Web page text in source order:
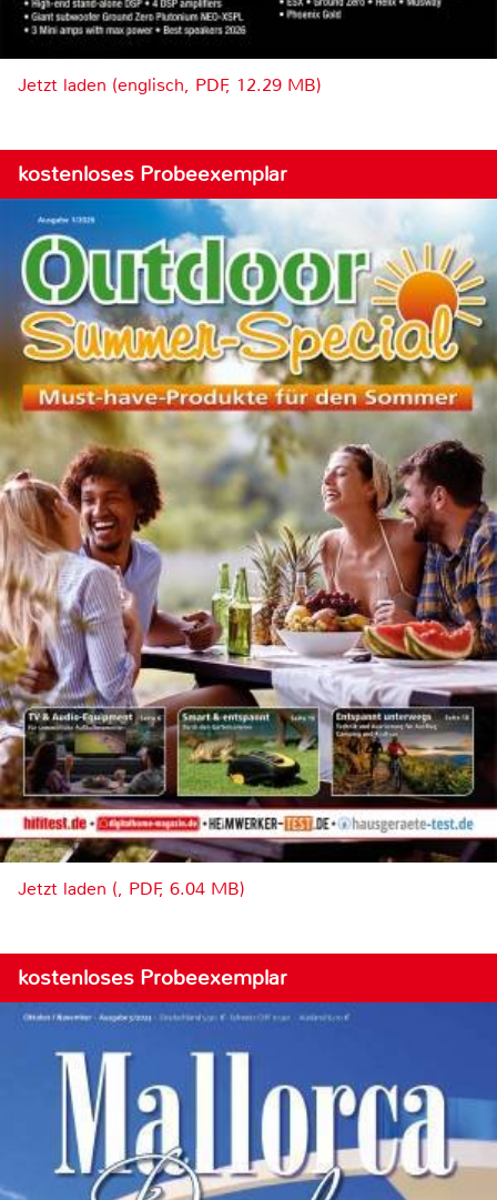
Jetzt laden (englisch, PDF, 12.29 MB)
kostenloses Probeexemplar
Jetzt laden (, PDF, 6.04 MB)
kostenloses Probeexemplar